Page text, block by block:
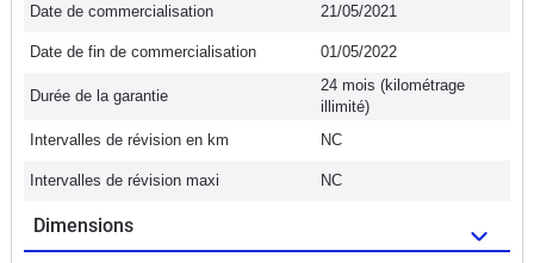
Date de commercialisation 21/05/2021
Date de fin de commercialisation 01/05/2022
Durée de la garantie
24 mois (kilométrage
illimité)
Intervalles de révision en km
NC
Intervalles de révision maxi NC
Dimensions